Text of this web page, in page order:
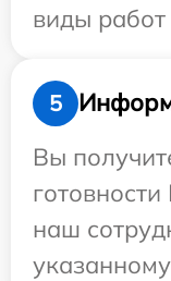
виды работ
5
Вы
наш